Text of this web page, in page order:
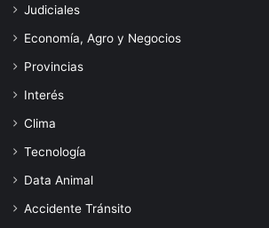
Judiciales
Economía, Agro y Negocios
Provincias
Interés
Clima
Tecnología
Data Animal
Accidente Tránsito